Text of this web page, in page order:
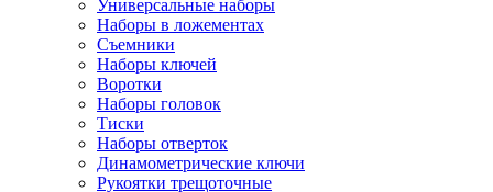
Универсальные наборы
Наборы в ложементах
Съемники
Наборы ключей
Воротки
Наборы головок
Тиски
Наборы отверток
Динамометрические ключи
Рукоятки трещоточные